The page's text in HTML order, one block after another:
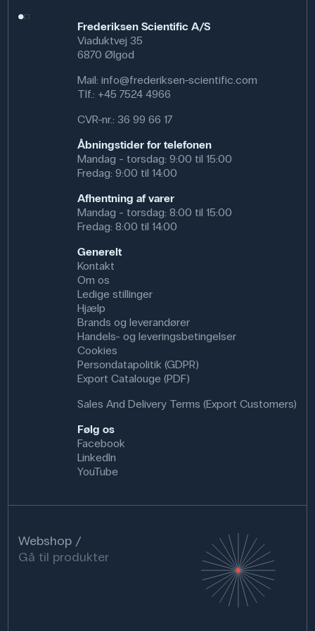
syrereaktioner, pH-tests eller fældningsforsøg. I
professionelle sammenhænge anvendes denne type
reagensglas i kemiske laboratorier, på hospitaler og i
bioteknologiske virksomheder til analyse, test og
Specifikationer
Indre Diameter (mm): 22,5 mm
Ydre Diameter (mm): 25 mm
Dimensioner: (h) 200 mm
Frederiksen Scientific A/S
Viaduktvej 35
6870 Ølgod
Mail: info@frederiksen-scientific.com
Tlf.: +45 7524 4966
CVR-nr.: 36 99 66 17
Åbningstider for telefonen
Mandag - torsdag: 9:00 til 15:00
Fredag: 9:00 til 14:00
Afhentning af varer
Mandag - torsdag: 8:00 til 15:00
Fredag: 8:00 til 14:00
Generelt
Kontakt
Om os
Ledige stillinger
Hjælp
Brands og leverandører
Handels- og leveringsbetingelser
Cookies
Persondatapolitik (GDPR)
Export Catalouge (PDF)
Sales And Delivery Terms (Export Customers)
Følg os
Facebook
LinkedIn
YouTube
Webshop
Gå til produkter